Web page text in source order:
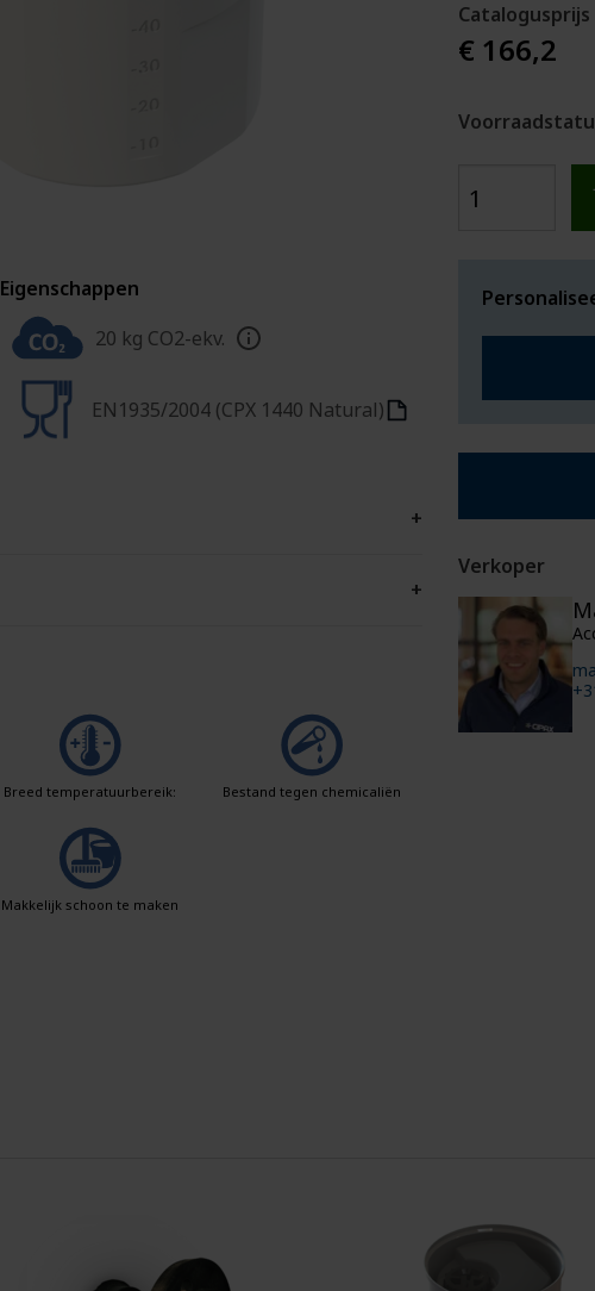
Eigenschappen
20 kg CO2-ekv.
EN1935/2004 (CPX 1440 Natural)
+
+
Breed temperatuurbereik: Bestand tegen chemicaliën
Makkelijk schoon te maken
Catalogusprijs
€ 166,2
Verkoper